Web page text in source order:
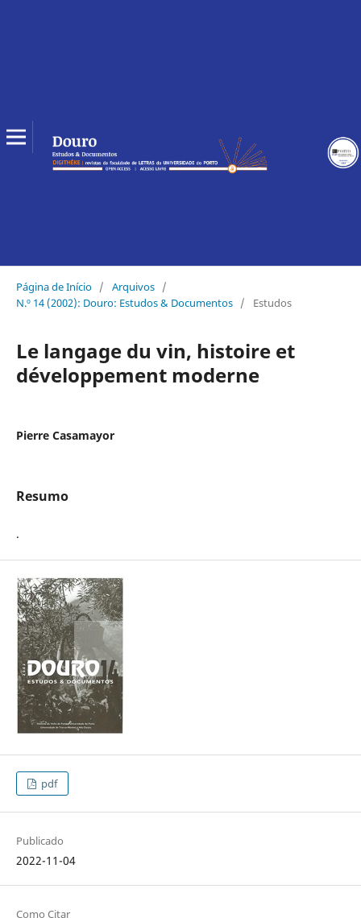
Página de Início / Arquivos /
N.º 14 (2002): Douro: Estudos & Documentos / Estudos
Le langage du vin, histoire et
développement moderne
Pierre Casamayor
Resumo
.
pdf
Publicado
2022-11-04
Como Citar